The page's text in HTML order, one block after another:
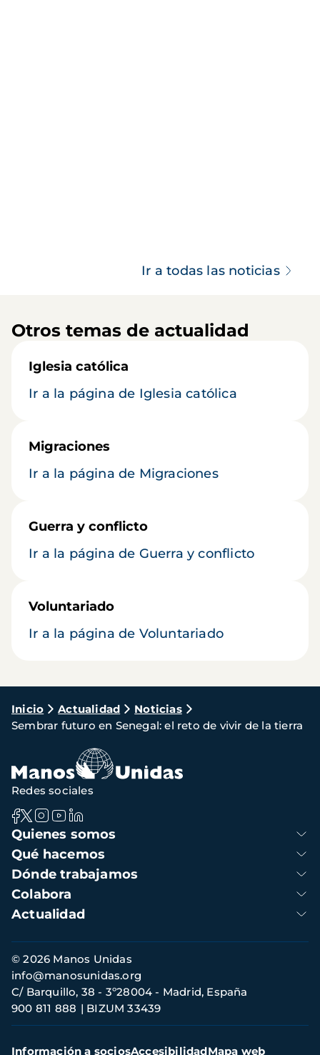
Ir a todas las noticias
Otros temas de actualidad
Iglesia católica
Ir a la página de Iglesia católica
Migraciones
Ir a la página de Migraciones
Guerra y conflicto
Ir a la página de Guerra y conflicto
Voluntariado
Ir a la página de Voluntariado
Ruta
de
navegación
Inicio Actualidad
Noticias
Sembrar futuro en Senegal: el reto de vivir de la tierra
Navegación
principal
Quienes somos
Qué hacemos
Dónde trabajamos
Colabora
Actualidad
Redes sociales
Información
de
contacto
© 2026 Manos Unidas
C/ Barquillo, 38 - 3º28004 - Madrid, España
900 811 888
BIZUM 33439
info@manosunidas.org
Menú
Información a sociosAccesibilidadMapa web